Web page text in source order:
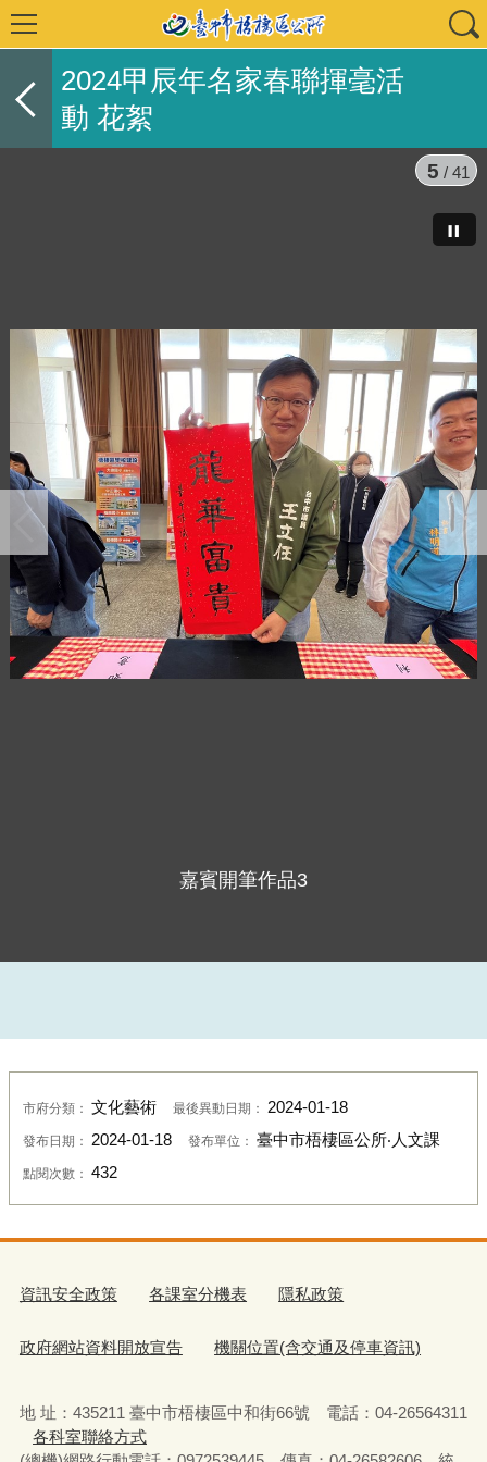
2024甲辰年名家春聯揮毫活
動 花絮
嘉賓開筆作品3
5 / 41
市府分類： 文化藝術 最後異動日期： 2024-01-18
發布日期： 2024-01-18 發布單位： 臺中市梧棲區公所‧人文課
點閱次數： 432
資訊安全政策 各課室分機表 隱私政策
政府網站資料開放宣告 機關位置(含交通及停車資訊)
地 址：435211 臺中市梧棲區中和街66號 電話：04-26564311
各科室聯絡方式